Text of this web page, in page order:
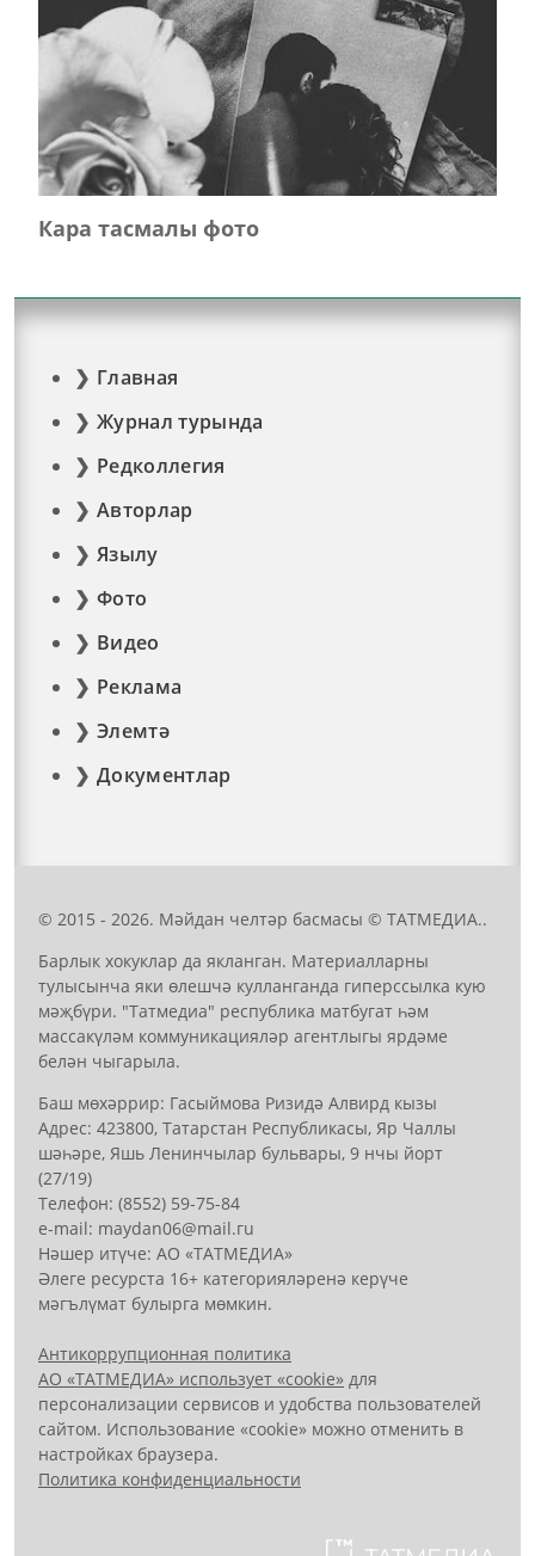
Кара тасмалы фото
Главная
Журнал турында
Редколлегия
Авторлар
Язылу
Фото
Видео
Реклама
Элемтә
Документлар
© 2015 - 2026. Мәйдан челтәр басмасы © ТАТМЕДИА..
Барлык хокуклар да якланган. Материалларны
тулысынча яки өлешчә кулланганда гиперссылка кую
мәҗбүри. "Татмедиа" республика матбугат һәм
массакүләм коммуникацияләр агентлыгы ярдәме
белән чыгарыла.
Баш мөхәррир: Гасыймова Ризидә Алвирд кызы
Адрес: 423800, Татарстан Республикасы, Яр Чаллы
шәһәре, Яшь Ленинчылар бульвары, 9 нчы йорт
(27/19)
Телефон: (8552) 59-75-84
е-mail: mауdаn06@mail.гu
Нәшер итүче: АО «ТАТМЕДИА»
Әлеге ресурста 16+ категорияләренә керүче
мәгълүмат булырга мөмкин.
Антикоррупционная политика
АО «ТАТМЕДИА» использует «cookie» для
персонализации сервисов и удобства пользователей
сайтом. Использование «cookie» можно отменить в
настройках браузера.
Политика конфиденциальности